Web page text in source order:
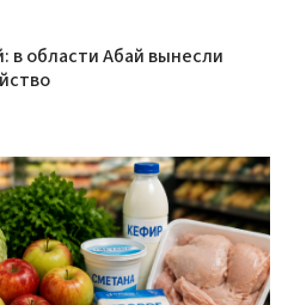
области Абай вынесли